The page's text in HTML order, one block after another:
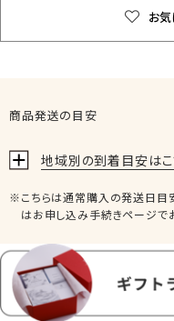
お
商品発送の目安
地域別の到着目安はこ
こちらは通常購入の発送日目
はお申し込み手続きページで